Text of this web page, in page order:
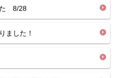
た 8/28
ました！